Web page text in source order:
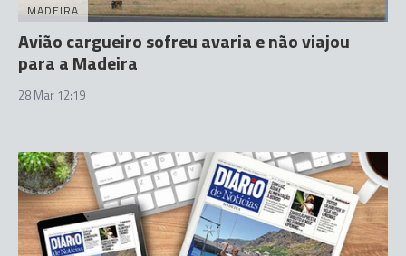
MADEIRA
Avião cargueiro sofreu avaria e não viajou
para a Madeira
28 Mar 12:19